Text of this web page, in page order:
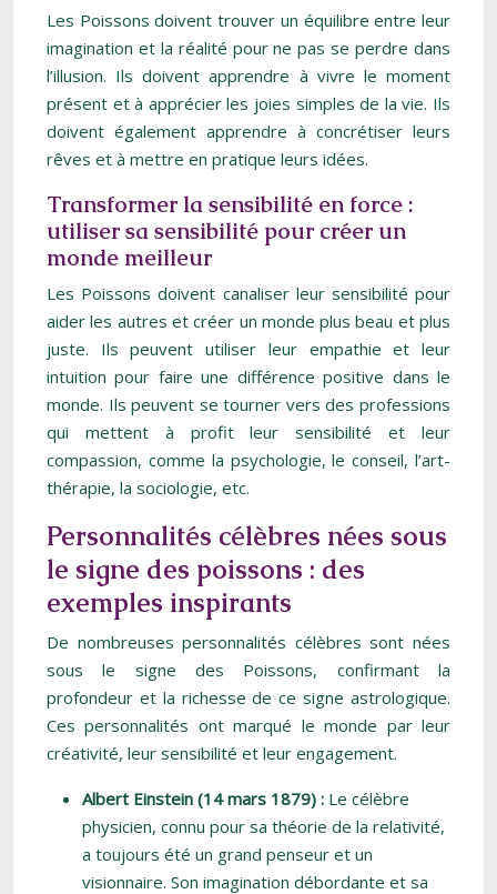
Les Poissons doivent trouver un équilibre entre leur
imagination et la réalité pour ne pas se perdre dans
l’illusion. Ils doivent apprendre à vivre le moment
présent et à apprécier les joies simples de la vie. Ils
doivent également apprendre à concrétiser leurs
rêves et à mettre en pratique leurs idées.
Transformer la sensibilité en force :
utiliser sa sensibilité pour créer un
monde meilleur
Les Poissons doivent canaliser leur sensibilité pour
aider les autres et créer un monde plus beau et plus
juste. Ils peuvent utiliser leur empathie et leur
intuition pour faire une différence positive dans le
monde. Ils peuvent se tourner vers des professions
qui mettent à profit leur sensibilité et leur
compassion, comme la psychologie, le conseil, l’art-
thérapie, la sociologie, etc.
Personnalités célèbres nées sous
le signe des poissons : des
exemples inspirants
De nombreuses personnalités célèbres sont nées
sous le signe des Poissons, confirmant la
profondeur et la richesse de ce signe astrologique.
Ces personnalités ont marqué le monde par leur
créativité, leur sensibilité et leur engagement.
Albert Einstein (14 mars 1879) : Le célèbre
physicien, connu pour sa théorie de la relativité,
a toujours été un grand penseur et un
visionnaire. Son imagination débordante et sa